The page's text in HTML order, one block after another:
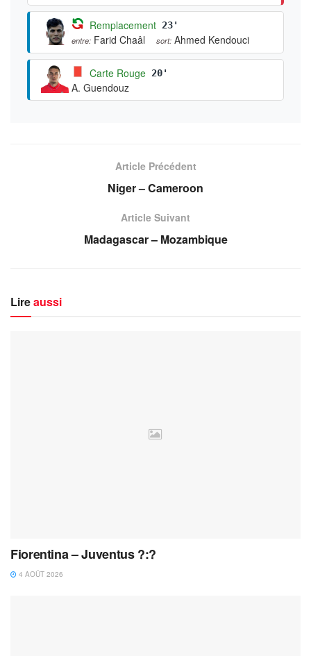
Remplacement 23'
entre: Farid Chaâl sort: Ahmed Kendouci
Carte Rouge 20'
A. Guendouz
Article Précédent
Niger – Cameroon
Article Suivant
Madagascar – Mozambique
Lireaussi
Fiorentina – Juventus ?:?
4 AOÛT 2026